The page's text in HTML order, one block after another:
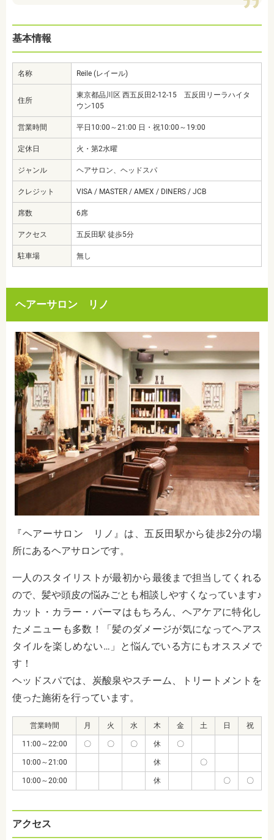
基本情報
名称 Reile (レイール)
住所
東京都品川区 西五反田2-12-15 五反田リーラハイタ
ウン105
営業時間 平日10:00～21:00 日・祝10:00～19:00
定休日 火・第2水曜
ジャンル ヘアサロン、ヘッドスパ
クレジット VISA / MASTER / AMEX / DINERS / JCB
席数 6席
アクセス 五反田駅 徒歩5分
駐車場 無し
ヘアーサロン リノ
『ヘアーサロン リノ』は、五反田駅から徒歩2分の場
所にあるヘアサロンです。
一人のスタイリストが最初から最後まで担当してくれる
ので、髪や頭皮の悩みごとも相談しやすくなっています♪
カット・カラー・パーマはもちろん、ヘアケアに特化し
たメニューも多数！「髪のダメージが気になってヘアス
タイルを楽しめない…」と悩んでいる方にもオススメで
す！
ヘッドスパでは、炭酸泉やスチーム、トリートメントを
使った施術を行っています。
営業時間 月 火 水 木 金 土 日 祝
11:00～22:00 〇 〇 〇 休 〇
10:00～21:00 休 〇
10:00～20:00 休 〇 〇
アクセス